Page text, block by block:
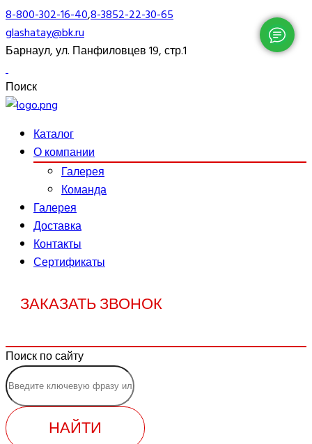
8-800-302-16-40,8-3852-22-30-65
glashatay@bk.ru
Барнаул, ул. Панфиловцев 19, стр.1
Поиск
Каталог
О компании
Галерея
Команда
Галерея
Доставка
Контакты
Сертификаты
ЗАКАЗАТЬ ЗВОНОК
Поиск по сайту
НАЙТИ